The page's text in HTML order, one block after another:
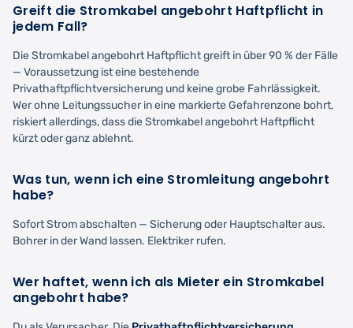
Greift die Stromkabel angebohrt Haftpflicht in
jedem Fall?
Die Stromkabel angebohrt Haftpflicht greift in über 90 % der Fälle
— Voraussetzung ist eine bestehende
Privathaftpflichtversicherung und keine grobe Fahrlässigkeit.
Wer ohne Leitungssucher in eine markierte Gefahrenzone bohrt,
riskiert allerdings, dass die Stromkabel angebohrt Haftpflicht
kürzt oder ganz ablehnt.
Was tun, wenn ich eine Stromleitung angebohrt
habe?
Sofort Strom abschalten — Sicherung oder Hauptschalter aus.
Bohrer in der Wand lassen. Elektriker rufen.
Wer haftet, wenn ich als Mieter ein Stromkabel
angebohrt habe?